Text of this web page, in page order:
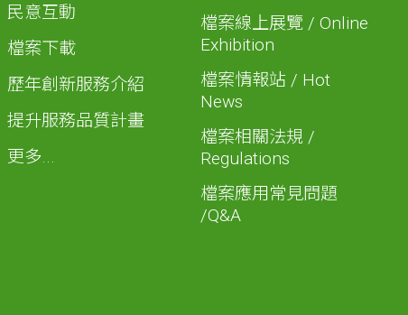
民意互動
檔案下載
歷年創新服務介紹
提升服務品質計畫
更多...
檔案線上展覽 / Online
Exhibition
檔案情報站 / Hot
News
檔案相關法規 /
Regulations
檔案應用常見問題
/Q&A